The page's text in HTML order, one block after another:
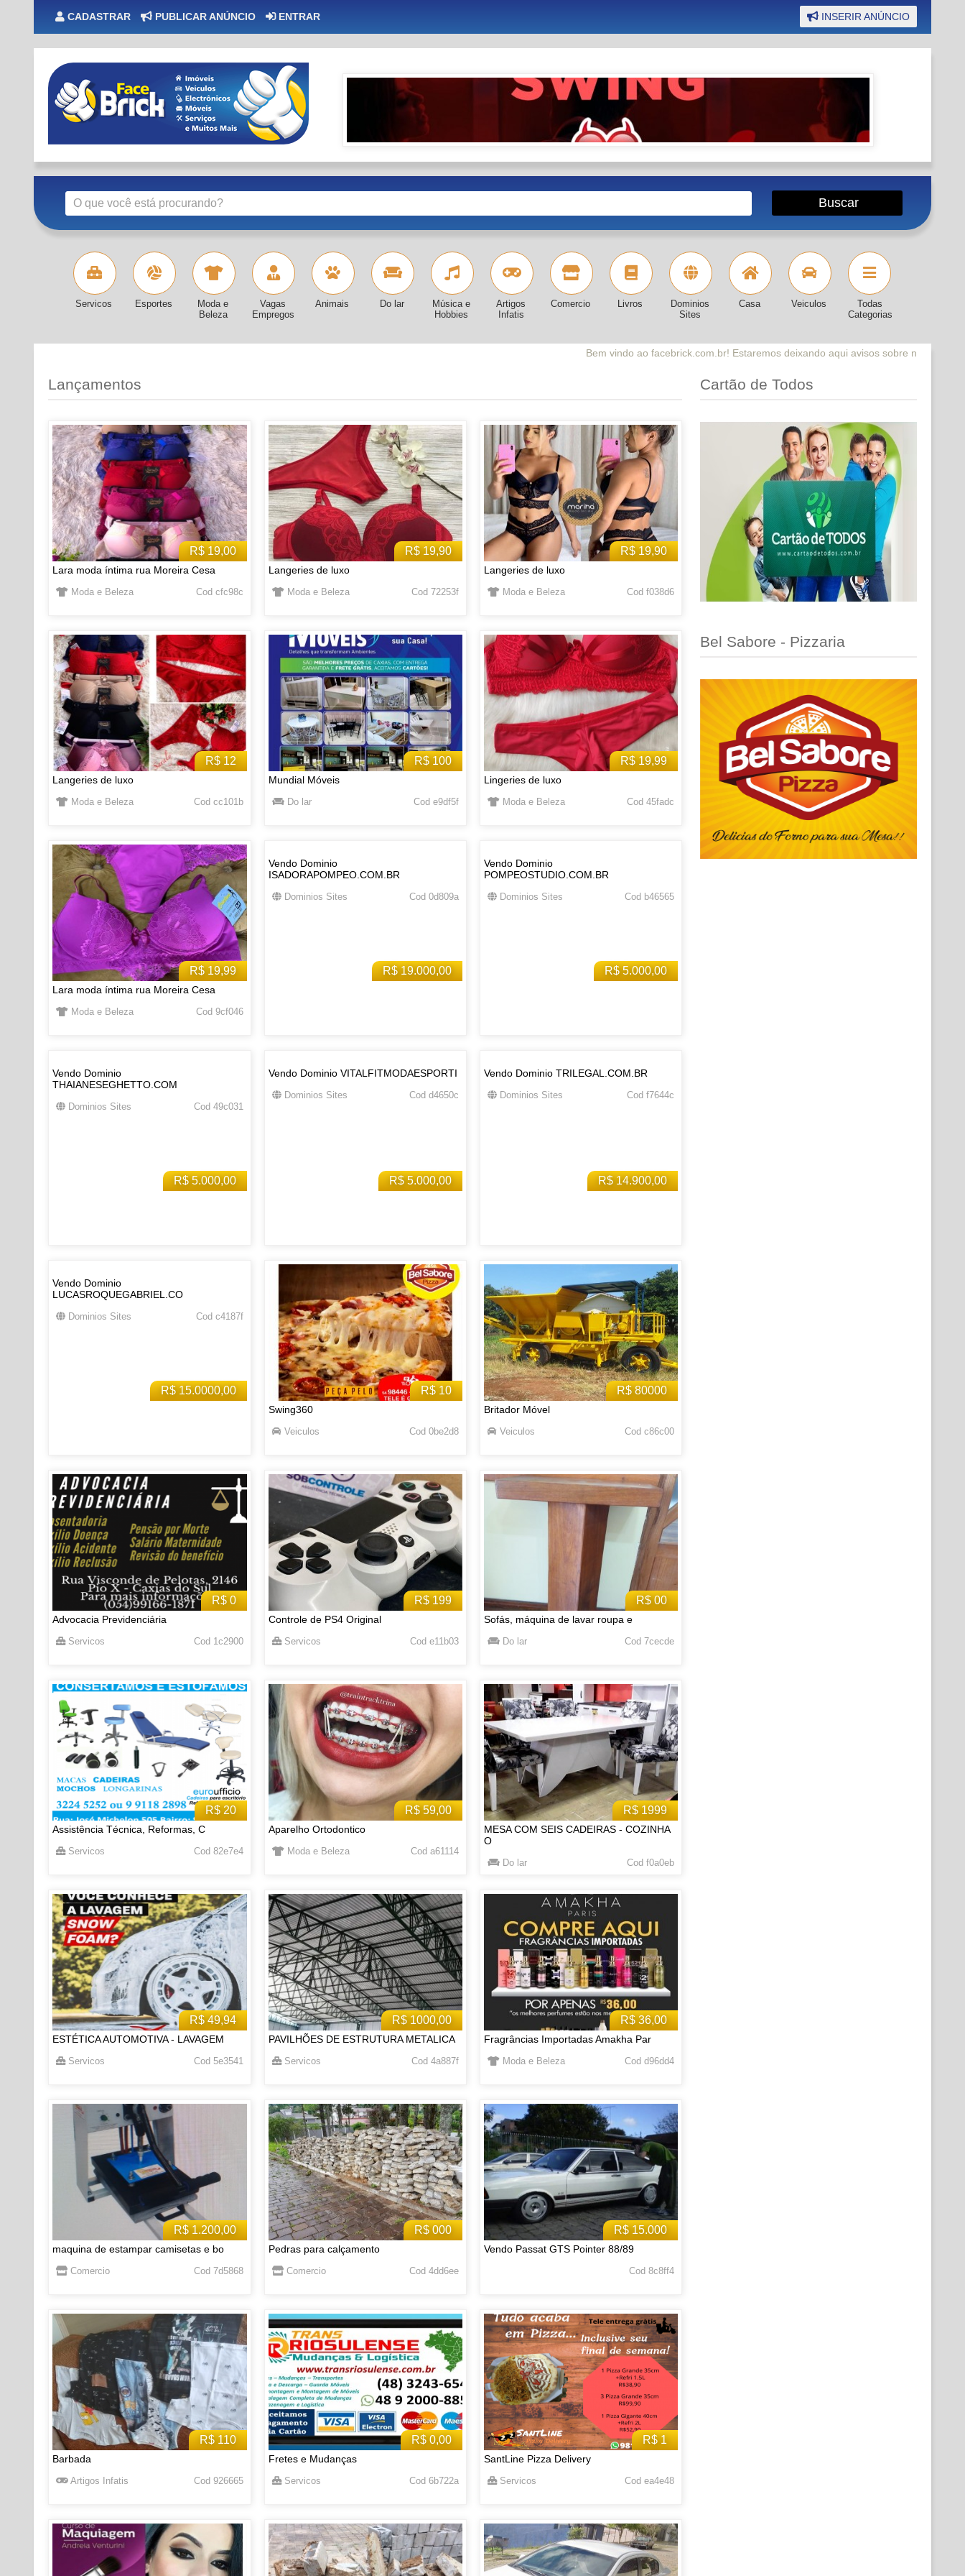
CADASTRAR PUBLICAR ANÚNCIO ENTRAR INSERIR ANÚNCIO
Servicos Esportes
Moda e
Beleza
Vagas
Empregos
Animais Do lar
Música e
Hobbies
Artigos
Infatis
Comercio Livros
Dominios
Sites
Casa Veiculos
Todas
Categorias
Bem vindo ao facebrick.com.br! Estaremos deixando aqui avisos sobre novidades que estaremos
Lançamentos
R$ 19,00
Lara moda íntima rua Moreira Cesa
Moda e Beleza Cod cfc98c
R$ 19,90
Langeries de luxo
Moda e Beleza Cod 72253f
R$ 19,90
Langeries de luxo
Moda e Beleza Cod f038d6
R$ 12
Langeries de luxo
Moda e Beleza Cod cc101b
R$ 100
Mundial Móveis
Do lar Cod e9df5f
R$ 19,99
Lingeries de luxo
Moda e Beleza Cod 45fadc
R$ 19,99
Lara moda íntima rua Moreira Cesa
Moda e Beleza Cod 9cf046
R$ 19.000,00
Vendo Dominio
ISADORAPOMPEO.COM.BR
Dominios Sites Cod 0d809a
R$ 5.000,00
Vendo Dominio
POMPEOSTUDIO.COM.BR
Dominios Sites Cod b46565
R$ 5.000,00
Vendo Dominio
THAIANESEGHETTO.COM
Dominios Sites Cod 49c031
R$ 5.000,00
Vendo Dominio VITALFITMODAESPORTI
Dominios Sites Cod d4650c
R$ 14.900,00
Vendo Dominio TRILEGAL.COM.BR
Dominios Sites Cod f7644c
R$ 15.0000,00
Vendo Dominio
LUCASROQUEGABRIEL.CO
Dominios Sites Cod c4187f
R$ 10
Swing360
Veiculos Cod 0be2d8
R$ 80000
Britador Móvel
Veiculos Cod c86c00
R$ 0
Advocacia Previdenciária
Servicos Cod 1c2900
R$ 199
Controle de PS4 Original
Servicos Cod e11b03
R$ 00
Sofás, máquina de lavar roupa e
Do lar Cod 7cecde
R$ 20
Assistência Técnica, Reformas, C
Servicos Cod 82e7e4
R$ 59,00
Aparelho Ortodontico
Moda e Beleza Cod a61114
R$ 1999
MESA COM SEIS CADEIRAS - COZINHA
O
Do lar Cod f0a0eb
R$ 49,94
ESTÉTICA AUTOMOTIVA - LAVAGEM
Servicos Cod 5e3541
R$ 1000,00
PAVILHÕES DE ESTRUTURA METALICA
Servicos Cod 4a887f
R$ 36,00
Fragrâncias Importadas Amakha Par
Moda e Beleza Cod d96dd4
R$ 1.200,00
maquina de estampar camisetas e bo
Comercio Cod 7d5868
R$ 000
Pedras para calçamento
Comercio Cod 4dd6ee
R$ 15.000
Vendo Passat GTS Pointer 88/89
Cod 8c8ff4
R$ 110
Barbada
Artigos Infatis Cod 926665
R$ 0,00
Fretes e Mudanças
Servicos Cod 6b722a
R$ 1
SantLine Pizza Delivery
Servicos Cod ea4e48
Cartão de Todos
Bel Sabore - Pizzaria